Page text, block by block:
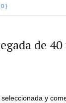
0 }
de
y